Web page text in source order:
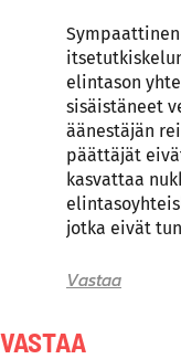
elintason
sisäistäneet
äänestäjän
päättäjät
kasvattaa
jotka eivät
Vastaa
VASTAA